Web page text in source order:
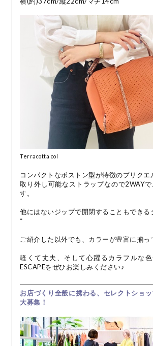
Terracotta col
コンパクトなボストン型が特徴のプリクエ
取り外し可能なストラップなので2WAYで
す。
他にはないジップで開閉することもできる
*
ご紹介した以外でも、カラーが豊富に揃っ
軽くて丈夫、そして心躍るカラフルな色
ESCAPEをぜひお楽しみください♪
お店づくり全般に携わる、セレクトショ
大募集！